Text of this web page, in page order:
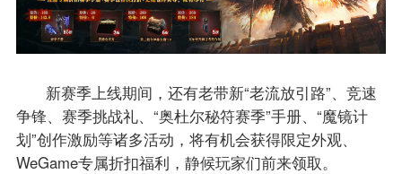
新赛季上线期间，还有老带新“老流放引路”、竞速
争锋、赛季挑战礼、“奥杜尔秘符赛季”手册、“魔镜计
划”创作激励等诸多活动，将有机会获得限定外观、
WeGame专属折扣福利，静候玩家们前来领取。